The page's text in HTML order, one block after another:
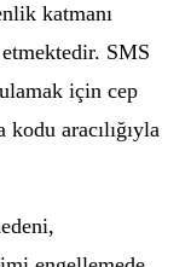
katmanı
SMS
için cep
aracılığıyla